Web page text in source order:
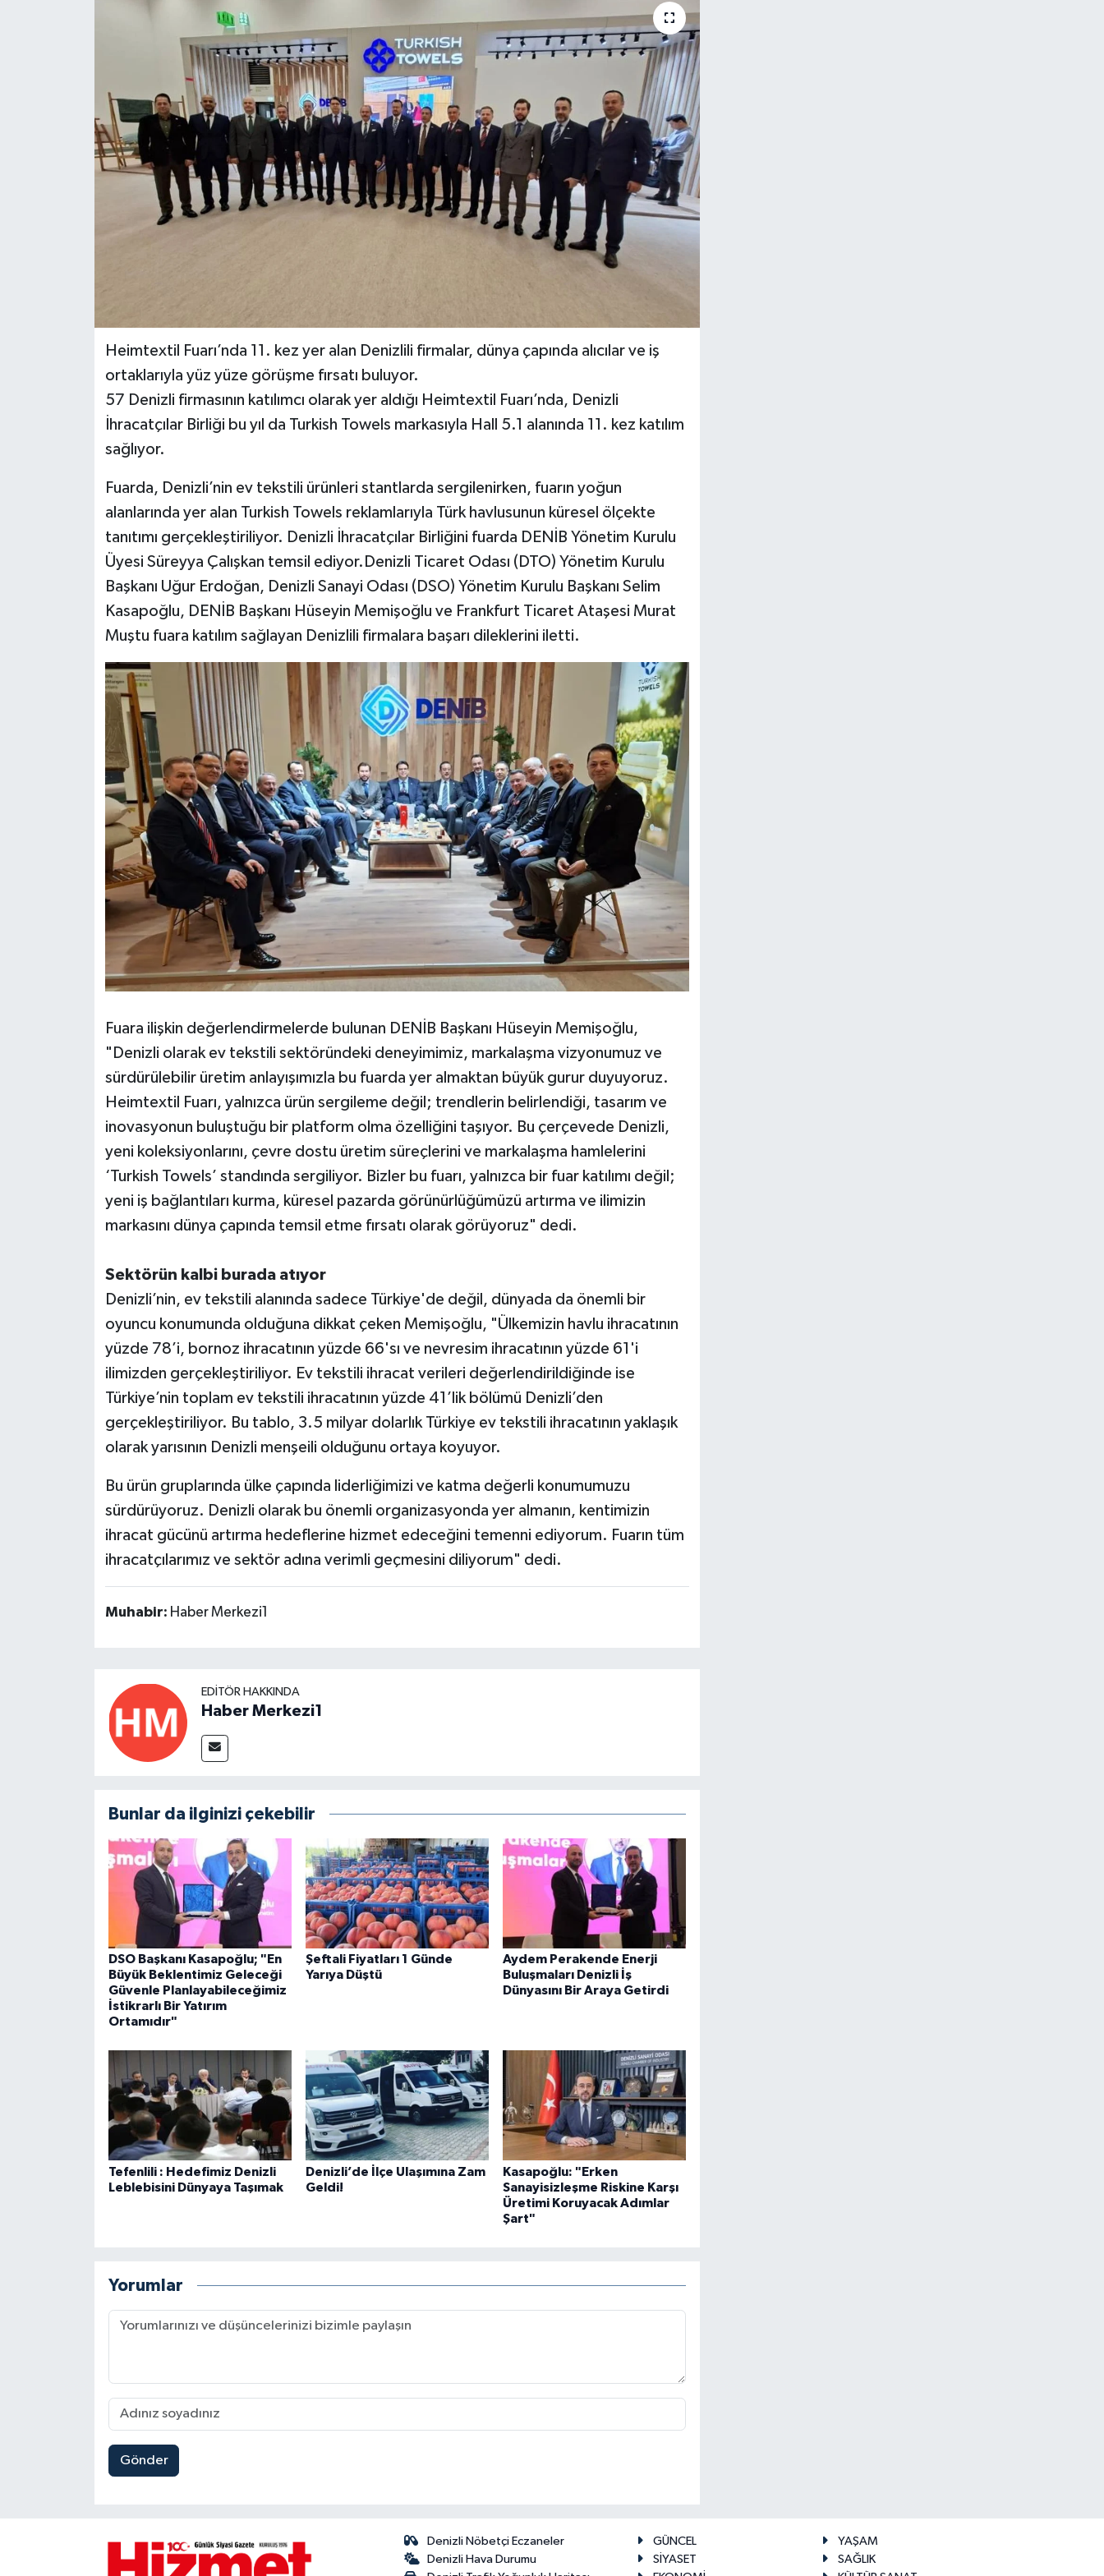
Heimtextil Fuarı’nda 11. kez yer alan Denizlili firmalar, dünya çapında alıcılar ve iş
ortaklarıyla yüz yüze görüşme fırsatı buluyor.
57 Denizli firmasının katılımcı olarak yer aldığı Heimtextil Fuarı’nda, Denizli
İhracatçılar Birliği bu yıl da Turkish Towels markasıyla Hall 5.1 alanında 11. kez katılım
sağlıyor.
Fuarda, Denizli’nin ev tekstili ürünleri stantlarda sergilenirken, fuarın yoğun
alanlarında yer alan Turkish Towels reklamlarıyla Türk havlusunun küresel ölçekte
tanıtımı gerçekleştiriliyor. Denizli İhracatçılar Birliğini fuarda DENİB Yönetim Kurulu
Üyesi Süreyya Çalışkan temsil ediyor.Denizli Ticaret Odası (DTO) Yönetim Kurulu
Başkanı Uğur Erdoğan, Denizli Sanayi Odası (DSO) Yönetim Kurulu Başkanı Selim
Kasapoğlu, DENİB Başkanı Hüseyin Memişoğlu ve Frankfurt Ticaret Ataşesi Murat
Muştu fuara katılım sağlayan Denizlili firmalara başarı dileklerini iletti.
Fuara ilişkin değerlendirmelerde bulunan DENİB Başkanı Hüseyin Memişoğlu,
"Denizli olarak ev tekstili sektöründeki deneyimimiz, markalaşma vizyonumuz ve
sürdürülebilir üretim anlayışımızla bu fuarda yer almaktan büyük gurur duyuyoruz.
Heimtextil Fuarı, yalnızca ürün sergileme değil; trendlerin belirlendiği, tasarım ve
inovasyonun buluştuğu bir platform olma özelliğini taşıyor. Bu çerçevede Denizli,
yeni koleksiyonlarını, çevre dostu üretim süreçlerini ve markalaşma hamlelerini
‘Turkish Towels’ standında sergiliyor. Bizler bu fuarı, yalnızca bir fuar katılımı değil;
yeni iş bağlantıları kurma, küresel pazarda görünürlüğümüzü artırma ve ilimizin
markasını dünya çapında temsil etme fırsatı olarak görüyoruz" dedi.
Sektörün kalbi burada atıyor
Denizli’nin, ev tekstili alanında sadece Türkiye'de değil, dünyada da önemli bir
oyuncu konumunda olduğuna dikkat çeken Memişoğlu, "Ülkemizin havlu ihracatının
yüzde 78’i, bornoz ihracatının yüzde 66'sı ve nevresim ihracatının yüzde 61'i
ilimizden gerçekleştiriliyor. Ev tekstili ihracat verileri değerlendirildiğinde ise
Türkiye’nin toplam ev tekstili ihracatının yüzde 41’lik bölümü Denizli’den
gerçekleştiriliyor. Bu tablo, 3.5 milyar dolarlık Türkiye ev tekstili ihracatının yaklaşık
olarak yarısının Denizli menşeili olduğunu ortaya koyuyor.
Bu ürün gruplarında ülke çapında liderliğimizi ve katma değerli konumumuzu
sürdürüyoruz. Denizli olarak bu önemli organizasyonda yer almanın, kentimizin
ihracat gücünü artırma hedeflerine hizmet edeceğini temenni ediyorum. Fuarın tüm
ihracatçılarımız ve sektör adına verimli geçmesini diliyorum" dedi.
Muhabir: Haber Merkezi1
EDITÖR HAKKINDA
Haber Merkezi1
Bunlar da ilginizi çekebilir
DSO Başkanı Kasapoğlu; "En
Büyük Beklentimiz Geleceği
Güvenle Planlayabileceğimiz
İstikrarlı Bir Yatırım
Ortamıdır"
Şeftali Fiyatları 1 Günde
Yarıya Düştü
Aydem Perakende Enerji
Buluşmaları Denizli İş
Dünyasını Bir Araya Getirdi
Tefenlili : Hedefimiz Denizli
Leblebisini Dünyaya Taşımak
Denizli’de İlçe Ulaşımına Zam
Geldi!
Kasapoğlu: "Erken
Sanayisizleşme Riskine Karşı
Üretimi Koruyacak Adımlar
Şart"
Yorumlar
Gönder
Denizli Nöbetçi Eczaneler
Denizli Hava Durumu
GÜNCEL
YAŞAM
SİYASET
SAĞLIK
RESMİ REKLAM